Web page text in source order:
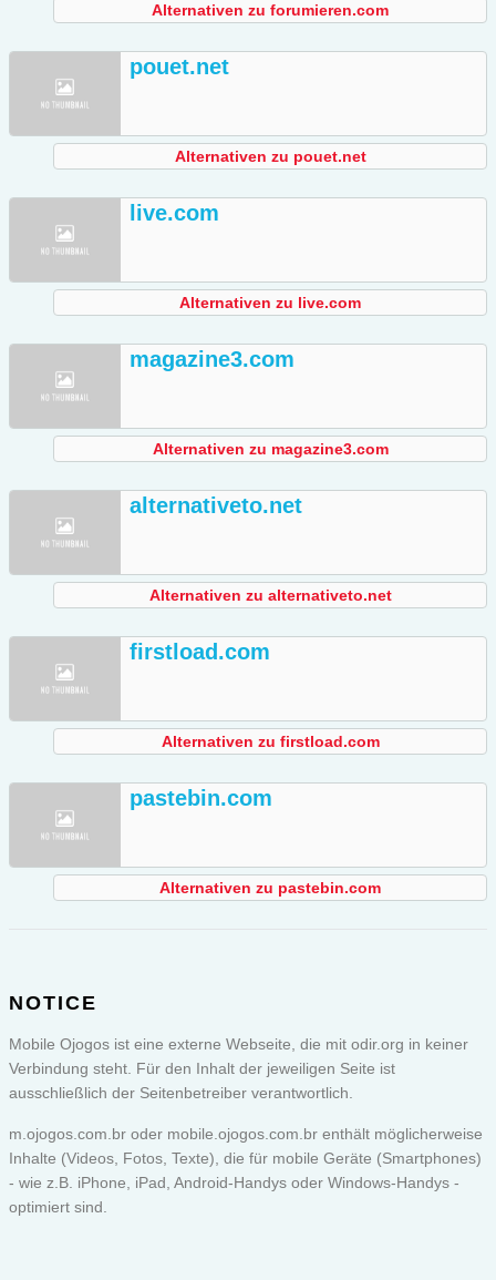
Alternativen zu forumieren.com
pouet.net
Alternativen zu pouet.net
live.com
Alternativen zu live.com
magazine3.com
Alternativen zu magazine3.com
alternativeto.net
Alternativen zu alternativeto.net
firstload.com
Alternativen zu firstload.com
pastebin.com
Alternativen zu pastebin.com
NOTICE
Mobile Ojogos ist eine externe Webseite, die mit odir.org in keiner
Verbindung steht. Für den Inhalt der jeweiligen Seite ist
ausschließlich der Seitenbetreiber verantwortlich.
m.ojogos.com.br oder mobile.ojogos.com.br enthält möglicherweise
Inhalte (Videos, Fotos, Texte), die für mobile Geräte (Smartphones)
- wie z.B. iPhone, iPad, Android-Handys oder Windows-Handys -
optimiert sind.